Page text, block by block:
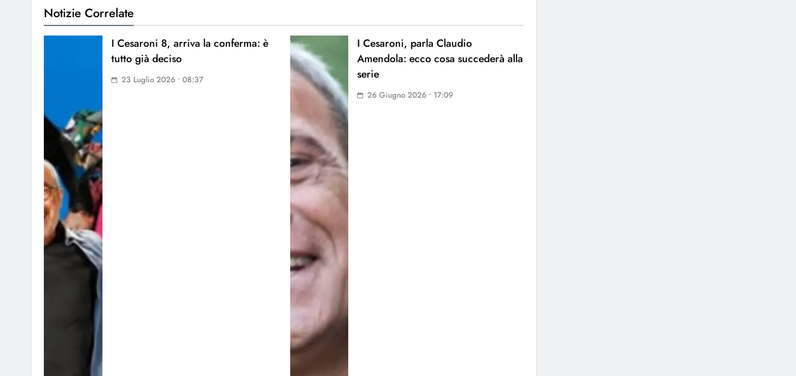
Notizie Correlate
I Cesaroni 8, arriva la conferma: è
tutto già deciso
23 Luglio 2026 • 08:37
I Cesaroni, parla Claudio
Amendola: ecco cosa succederà alla
serie
26 Giugno 2026 • 17:09